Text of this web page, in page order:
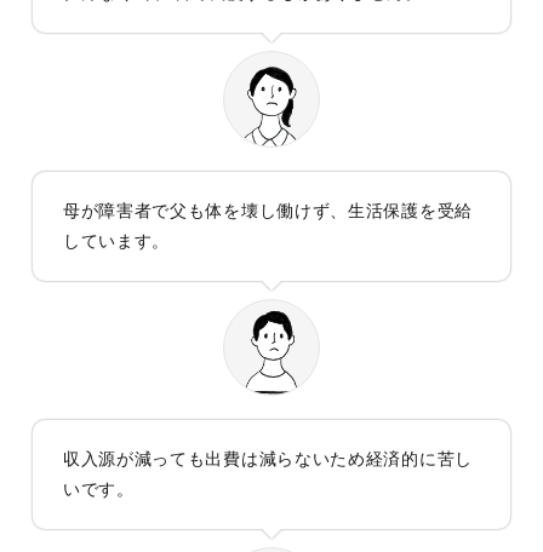
母が障害者で父も体を壊し働けず、生活保護を受給
しています。
収入源が減っても出費は減らないため経済的に苦し
いです。